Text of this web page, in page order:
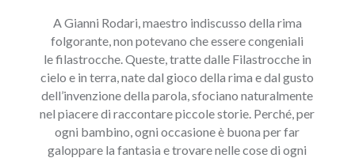
A Gianni Rodari, maestro indiscusso della rima
folgorante, non potevano che essere congeniali
le filastrocche. Queste, tratte dalle Filastrocche in
cielo e in terra, nate dal gioco della rima e dal gusto
dell’invenzione della parola, sfociano naturalmente
nel piacere di raccontare piccole storie. Perché, per
ogni bambino, ogni occasione è buona per far
galoppare la fantasia e trovare nelle cose di ogni